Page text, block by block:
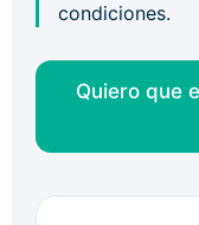
condiciones.
Quiero que